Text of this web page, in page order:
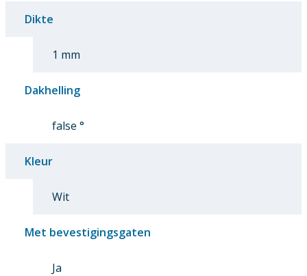
Dikte
1 mm
Dakhelling
false °
Kleur
Wit
Met bevestigingsgaten
Ja